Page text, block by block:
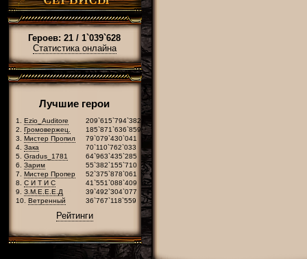
Героев: 21 / 1`039`628
Статистика онлайна
Лучшие герои
1. Ezio_Auditore
209`615`794`382
2. Громовержец.
185`871`636`859
3. Мистер Пропил
79`079`430`041
4. Зака
70`110`762`033
5. Gradus_1781
64`963`435`285
6. Зарим
55`382`155`710
7. Мистер Пропер
52`375`878`061
8. С И Т И С
41`551`088`409
9. З.М.Е.Е.Е.Д
39`492`304`077
10. Ветренный 36`767`118`559
Рейтинги